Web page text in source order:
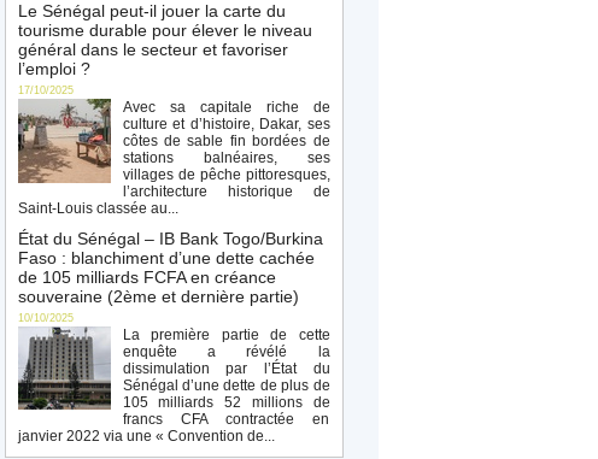
Le Sénégal peut-il jouer la carte du
tourisme durable pour élever le niveau
général dans le secteur et favoriser
l’emploi ?
17/10/2025
Avec sa capitale riche de
culture et d’histoire, Dakar, ses
côtes de sable fin bordées de
stations balnéaires, ses
villages de pêche pittoresques,
l’architecture historique de
Saint-Louis classée au...
État du Sénégal – IB Bank Togo/Burkina
Faso : blanchiment d’une dette cachée
de 105 milliards FCFA en créance
souveraine (2ème et dernière partie)
10/10/2025
La première partie de cette
enquête a révélé la
dissimulation par l’État du
Sénégal d’une dette de plus de
105 milliards 52 millions de
francs CFA contractée en
janvier 2022 via une « Convention de...